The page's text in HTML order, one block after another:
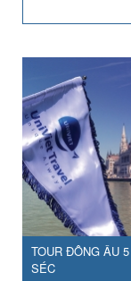
TOUR ĐÔNG ÂU
SÉC